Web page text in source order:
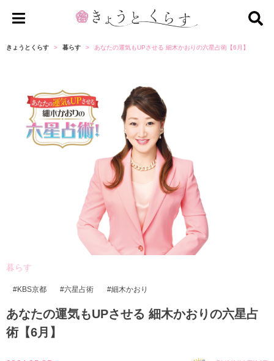
ょ
く
ら
す
きょうとくらす 暮らす あなたの運気もUPさせる 細木かおりの六星占術【6月】
暮らす
KBS京都 六星占術 細木かおり
あなたの運気もUPさせる 細木かおりの六星占
術【6月】